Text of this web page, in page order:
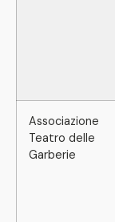
Associazione
Teatro delle
Garberie